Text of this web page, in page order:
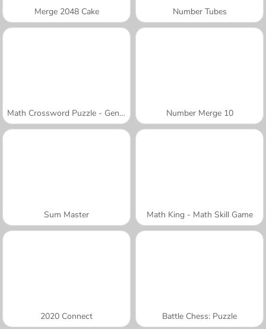
Merge 2048 Cake Number Tubes
Math Crossword Puzzle - Genius Edition Number Merge 10
Sum Master Math King - Math Skill Game
2020 Connect Battle Chess: Puzzle